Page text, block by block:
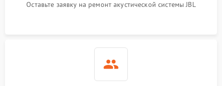
Оставьте заявку на ремонт акустической системы JBL